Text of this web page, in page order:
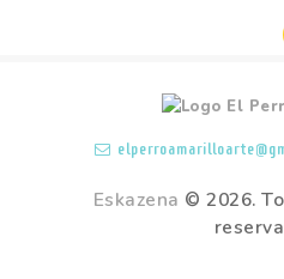
Eskazena © 2026.